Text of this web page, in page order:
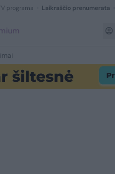
programa Laikraščio prenumerata